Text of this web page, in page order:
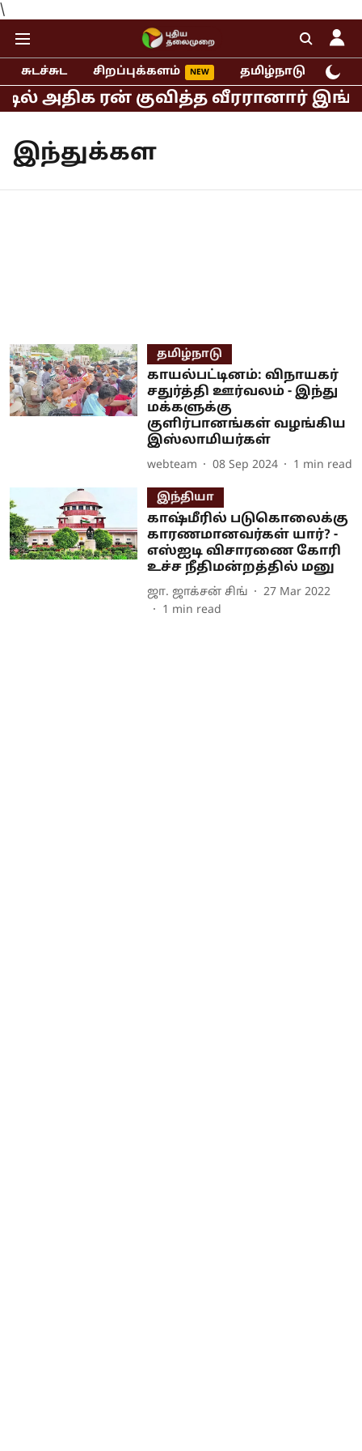
\
சுடச்சுட சிறப்புக்களம் தமிழ்நாடு
அதிக ரன் குவித்த வீரரானார்
இந்துக்கள
தமிழ்நாடு
காயல்பட்டினம்: விநாயகர்
சதுர்த்தி ஊர்வலம் - இந்து
மக்களுக்கு
குளிர்பானங்கள் வழங்கிய
இஸ்லாமியர்கள்
webteam 08 Sep 2024 1 min read
இந்தியா
காஷ்மீரில் படுகொலைக்கு
காரணமானவர்கள் யார்? -
எஸ்ஐடி விசாரணை கோரி
உச்ச நீதிமன்றத்தில் மனு
ஜா. ஜாக்சன் சிங்
27 Mar 2022
1 min read